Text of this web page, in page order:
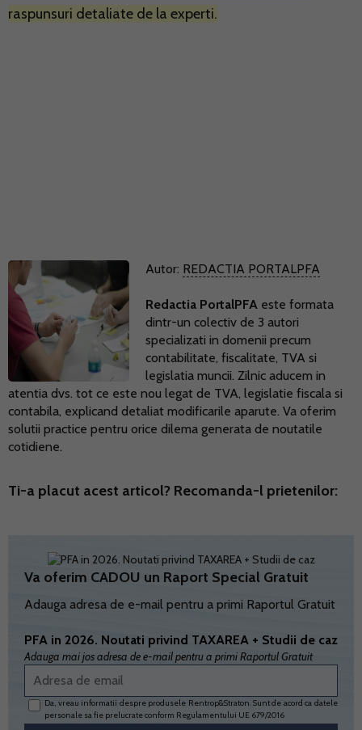
raspunsuri detaliate de la experti.
Autor: REDACTIA PORTALPFA
Redactia PortalPFA este formata
dintr-un colectiv de 3 autori
specializati in domenii precum
contabilitate, fiscalitate, TVA si
legislatia muncii. Zilnic aducem in
atentia dvs. tot ce este nou legat de TVA, legislatie fiscala si
contabila, explicand detaliat modificarile aparute. Va oferim
solutii practice pentru orice dilema generata de noutatile
cotidiene.
Ti-a placut acest articol? Recomanda-l prietenilor:
Va oferim CADOU un Raport Special Gratuit
Adauga adresa de e-mail pentru a primi Raportul Gratuit
PFA in 2026. Noutati privind TAXAREA + Studii de caz
Adauga mai jos adresa de e-mail pentru a primi Raportul Gratuit
Da, vreau informatii despre produsele Rentrop&Straton. Sunt de acord ca datele
personale sa fie prelucrate conform Regulamentului UE 679/2016